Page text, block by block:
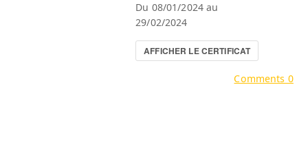
Du 08/01/2024 au
29/02/2024
AFFICHER LE CERTIFICAT
Comments 0